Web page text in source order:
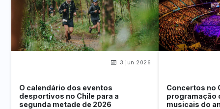
3 jun 2026
O calendário dos eventos
desportivos no Chile para a
segunda metade de 2026
Concertos no
programação
musicais do